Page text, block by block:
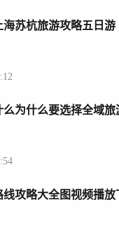
苏杭旅游攻略五日游
为什么要选择全域旅
线攻略大全图视频播